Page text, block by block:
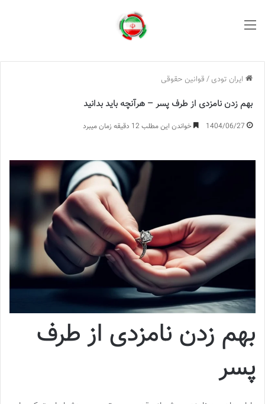
ایران تودی / قوانین حقوقی
بهم زدن نامزدی از طرف پسر – هرآنچه باید بدانید
1404/06/27 خواندن این مطلب 12 دقیقه زمان میبرد
بهم زدن نامزدی از طرف
پسر